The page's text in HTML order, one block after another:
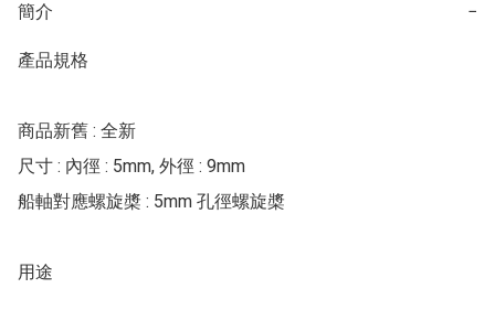
簡介 −
產品規格
商品新舊 : 全新
尺寸 : 內徑 : 5mm, 外徑 : 9mm
船軸對應螺旋槳 : 5mm 孔徑螺旋槳
用途